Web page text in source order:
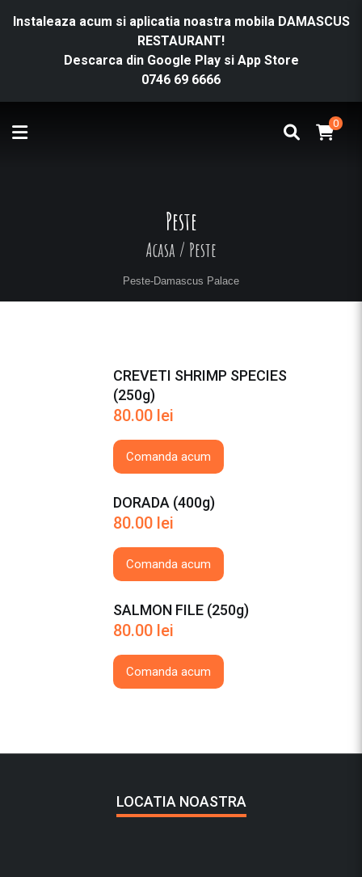
Instaleaza acum si aplicatia noastra mobila DAMASCUS
RESTAURANT!
Descarca din Google Playsi App Store
0746 69 6666
0
Peste
Acasa / Peste
Peste-Damascus Palace
CREVETI SHRIMP SPECIES
(250g)
80.00 lei
Comanda acum
DORADA (400g)
80.00 lei
Comanda acum
SALMON FILE (250g)
80.00 lei
Comanda acum
LOCATIA NOASTRA